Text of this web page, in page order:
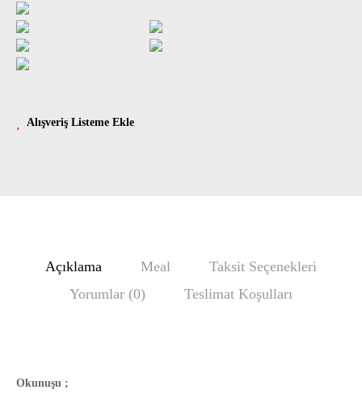
Alışveriş Listeme Ekle
Açıklama Meal
Taksit Seçenekleri
Yorumlar (0)
Teslimat Koşulları
Okunuşu ;